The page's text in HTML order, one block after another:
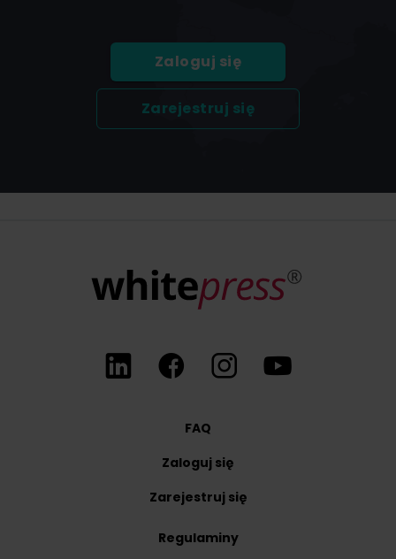
Zaloguj się
Zarejestruj się
FAQ
Zaloguj się
Zarejestruj się
Regulaminy